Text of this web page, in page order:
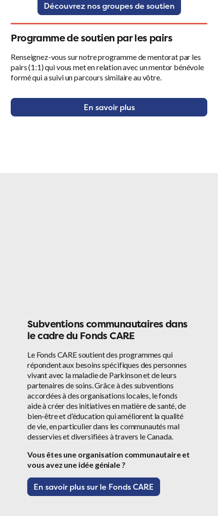
Découvrez nos groupes de soutien
Programme de soutien par les pairs
Renseignez-vous sur notre programme de mentorat par les
pairs (1:1) qui vous met en relation avec un mentor bénévole
formé qui a suivi un parcours similaire au vôtre.
En savoir plus
Subventions communautaires dans
le cadre du Fonds CARE
Le Fonds CARE soutient des programmes qui
répondent aux besoins spécifiques des personnes
vivant avec la maladie de Parkinson et de leurs
partenaires de soins. Grâce à des subventions
accordées à des organisations locales, le fonds
aide à créer des initiatives en matière de santé, de
bien-être et d’éducation qui améliorent la qualité
de vie, en particulier dans les communautés mal
desservies et diversifiées à travers le Canada.
Vous êtes une organisation communautaire et
vous avez une idée géniale ?
En savoir plus sur le Fonds CARE